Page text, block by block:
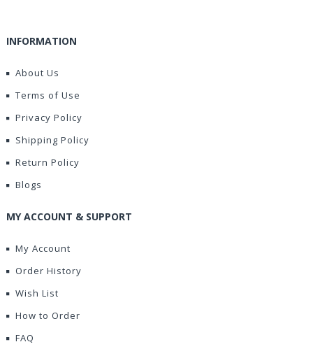
INFORMATION
About Us
Terms of Use
Privacy Policy
Shipping Policy
Return Policy
Blogs
MY ACCOUNT & SUPPORT
My Account
Order History
Wish List
How to Order
FAQ